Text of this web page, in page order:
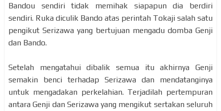
Bandou sendiri tidak memihak siapapun dia berdiri
sendiri. Ruka diculik Bando atas perintah Tokaji salah satu
pengikut Serizawa yang bertujuan mengadu domba Genji
dan Bando.
Setelah mengatahui dibalik semua itu akhirnya Genji
semakin benci terhadap Serizawa dan mendatanginya
untuk mengadakan perkelahian. Terjadilah pertempuran
antara Genji dan Serizawa yang mengikut sertakan seluruh